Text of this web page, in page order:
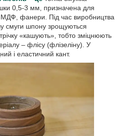
0,5-3 мм, призначена для
фанери. Під час виробництва
смуги шпону зрощуються
«кашують», тобто зміцнюють
– флісу (флізеліну). У
і еластичний кант.